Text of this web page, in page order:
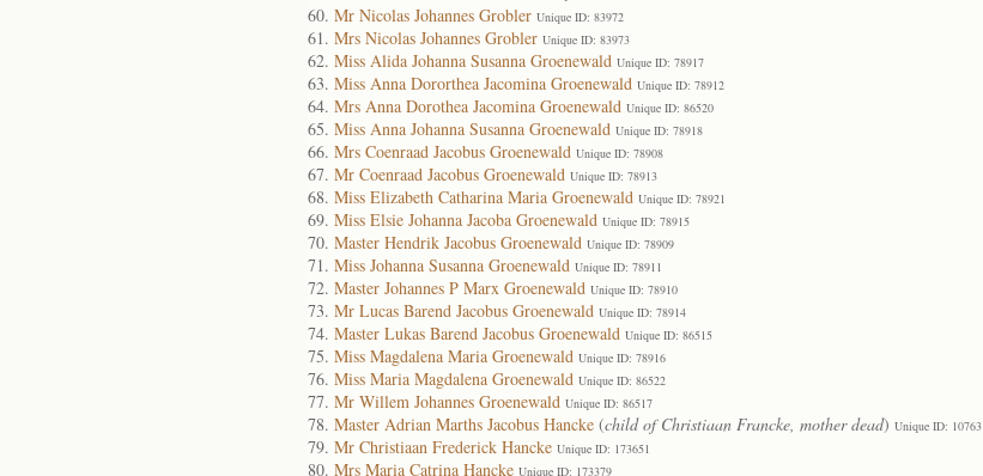
Mr Nicolas Johannes Grobler Unique ID: 83972
Mrs Nicolas Johannes Grobler Unique ID: 83973
Miss Alida Johanna Susanna Groenewald Unique ID: 78917
Miss Anna Dororthea Jacomina Groenewald Unique ID: 78912
Mrs Anna Dorothea Jacomina Groenewald Unique ID: 86520
Miss Anna Johanna Susanna Groenewald Unique ID: 78918
Mrs Coenraad Jacobus Groenewald Unique ID: 78908
Mr Coenraad Jacobus Groenewald Unique ID: 78913
Miss Elizabeth Catharina Maria Groenewald Unique ID: 78921
Miss Elsie Johanna Jacoba Groenewald Unique ID: 78915
Master Hendrik Jacobus Groenewald Unique ID: 78909
Miss Johanna Susanna Groenewald Unique ID: 78911
Master Johannes P Marx Groenewald Unique ID: 78910
Mr Lucas Barend Jacobus Groenewald Unique ID: 78914
Master Lukas Barend Jacobus Groenewald Unique ID: 86515
Miss Magdalena Maria Groenewald Unique ID: 78916
Miss Maria Magdalena Groenewald Unique ID: 86522
Mr Willem Johannes Groenewald Unique ID: 86517
Master Adrian Marths Jacobus Hancke (child of Christiaan Francke, mother dead) Unique ID: 10763
Mr Christiaan Frederick Hancke Unique ID: 173651
Mrs Maria Catrina Hancke Unique ID: 173379